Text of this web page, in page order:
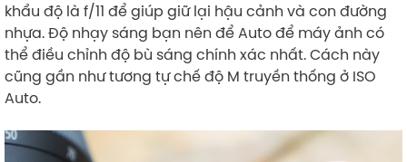
khẩu độ là f/11 để giúp giữ lại hậu cảnh và con đường
nhựa. Độ nhạy sáng bạn nên để Auto để máy ảnh có
thể điều chỉnh độ bù sáng chính xác nhất. Cách này
cũng gần như tương tự chế độ M truyền thống ở ISO
Auto.